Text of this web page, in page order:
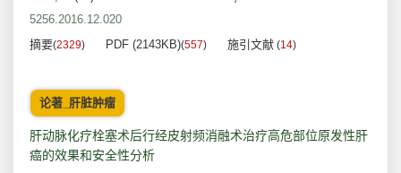
5256.2016.12.020
摘要(2329) PDF (2143KB)(557) 施引文献 (14)
论著_肝脏肿瘤
肝动脉化疗栓塞术后行经皮射频消融术治疗高危部位原发性肝
癌的效果和安全性分析